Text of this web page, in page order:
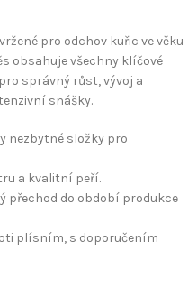
pro odchov kuřic ve věku
obsahuje všechny klíčové
správný růst, vývoj a
snášky.
nezbytné složky pro
a kvalitní peří.
přechod do období produkce
plísním, s doporučením